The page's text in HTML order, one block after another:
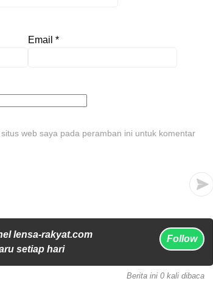
Email *
web saya pada peramban ini untuk komentar
lensa-rakyat.com
setiap hari
Follow
Berita ini 0 kali dibaca